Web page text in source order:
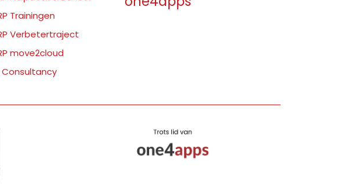
Trainingen
Verbetertraject
move2cloud
Consultancy